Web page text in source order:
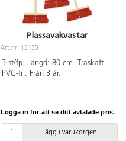
Piassavakvastar
Art.nr: 13133
3 st/fp. Längd: 80 cm. Träskaft.
PVC-fri. Från 3 år.
Logga in för att se ditt avtalade pris.
Lägg i varukorgen